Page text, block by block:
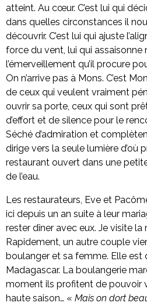
atteint. Au cœur. C’est lui qui
dans quelles circonstances il
découvrir. C’est lui qui ajuste
force du vent, lui qui assaisonne
l’émerveillement qu’il procure
On n’arrive pas à Mons. C’est
de ceux qui veulent vraiment
ouvrir sa porte, ceux qui sont
d’effort et de silence pour le
Séché d’admiration et
dirige vers la seule lumière d’où
restaurant ouvert dans une
de l’eau.
Les restaurateurs, Eve et
ici depuis un an suite à leur
rester dîner avec eux. Je visite la
Rapidement, un autre couple
boulanger et sa femme. Elle est
Madagascar. La boulangerie
moment ils profitent de pouvoir
haute saison… « Mais on dort